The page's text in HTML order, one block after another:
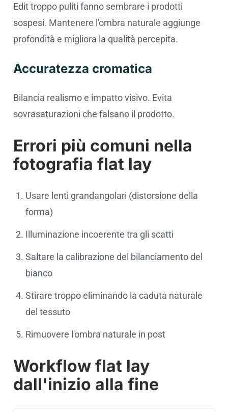
Edit troppo puliti fanno sembrare i prodotti
sospesi. Mantenere l'ombra naturale aggiunge
profondità e migliora la qualità percepita.
Accuratezza cromatica
Bilancia realismo e impatto visivo. Evita
sovrasaturazioni che falsano il prodotto.
Errori più comuni nella
fotografia flat lay
Usare lenti grandangolari (distorsione della
forma)
Illuminazione incoerente tra gli scatti
Saltare la calibrazione del bilanciamento del
bianco
Stirare troppo eliminando la caduta naturale
del tessuto
Rimuovere l'ombra naturale in post
Workflow flat lay
dall'inizio alla fine